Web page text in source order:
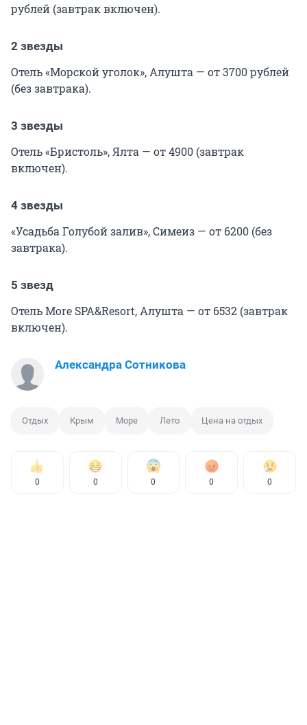
рублей (завтрак включен).
2 звезды
Отель «Морской уголок», Алушта — от 3700 рублей
(без завтрака).
3 звезды
Отель «Бристоль», Ялта — от 4900 (завтрак
включен).
4 звезды
«Усадьба Голубой залив», Симеиз — от 6200 (без
завтрака).
5 звезд
Отель More SPA&Resort, Алушта — от 6532 (завтрак
включен).
Александра Сотникова
Отдых Крым Море Лето Цена на отдых
0 0 0 0 0